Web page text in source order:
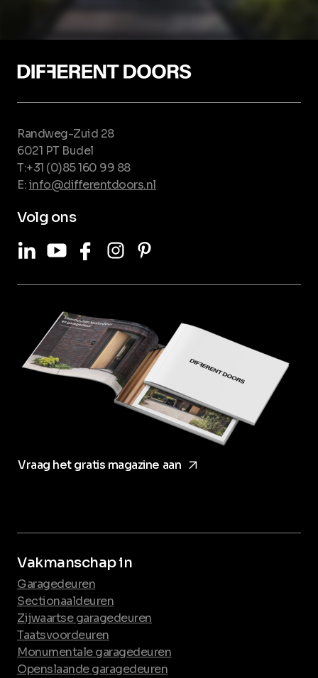
Randweg-Zuid 28
6021 PT Budel
T:+31 (0)85 160 99 88
E:info@differentdoors.nl
Volg ons
LinkedInYoutubeFacebookInstagram
Vakmanschap in
Garagedeuren
Sectionaaldeuren
Zijwaartse garagedeuren
Taatsvoordeuren
Monumentale garagedeuren
Openslaande garagedeuren
Vraag het gratis magazine aanarrow_forward